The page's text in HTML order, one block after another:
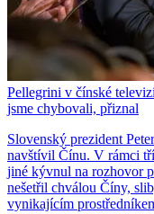
Pellegrini v čínské
jsme chybovali, přiznal
Slovenský prezident
navštívil Čínu. V rámci
jiné kývnul na rozhovor
nešetřil chválou Číny,
vynikajícím